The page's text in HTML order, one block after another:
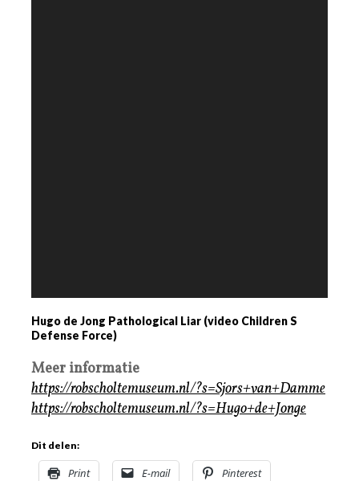
Hugo de Jong Pathological Liar (video Children S
Defense Force)
Meer informatie
https://robscholtemuseum.nl/?s=Sjors+van+Damme
https://robscholtemuseum.nl/?s=Hugo+de+Jonge
Dit delen:
Print E-mail Pinterest